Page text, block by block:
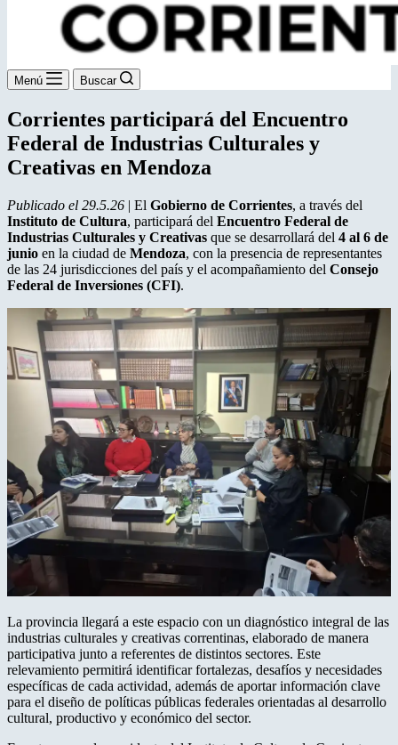
Menú Buscar
Corrientes participará del Encuentro
Federal de Industrias Culturales y
Creativas en Mendoza
Publicado el 29.5.26 | El Gobierno de Corrientes, a través del
Instituto de Cultura, participará del Encuentro Federal de
Industrias Culturales y Creativas que se desarrollará del 4 al 6 de
junio en la ciudad de Mendoza, con la presencia de representantes
de las 24 jurisdicciones del país y el acompañamiento del Consejo
Federal de Inversiones (CFI).
La provincia llegará a este espacio con un diagnóstico integral de las
industrias culturales y creativas correntinas, elaborado de manera
participativa junto a referentes de distintos sectores. Este
relevamiento permitirá identificar fortalezas, desafíos y necesidades
específicas de cada actividad, además de aportar información clave
para el diseño de políticas públicas federales orientadas al desarrollo
cultural, productivo y económico del sector.